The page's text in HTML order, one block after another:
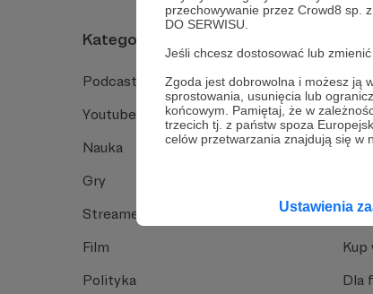
przechowywanie przez Crowd8 sp.
DO SERWISU.
Jeśli chcesz dostosować lub
Zgoda jest dobrowolna i możesz ją
sprostowania, usunięcia lub
końcowym. Pamiętaj, że w
trzecich tj. z państw spoza
celów przetwarzania znajdują się w
Ustawienia
Kategorie
Podcast
Youtube
Nauka
Gry
Streamerzy
Film
Polityka
Jak
Kup
Dla